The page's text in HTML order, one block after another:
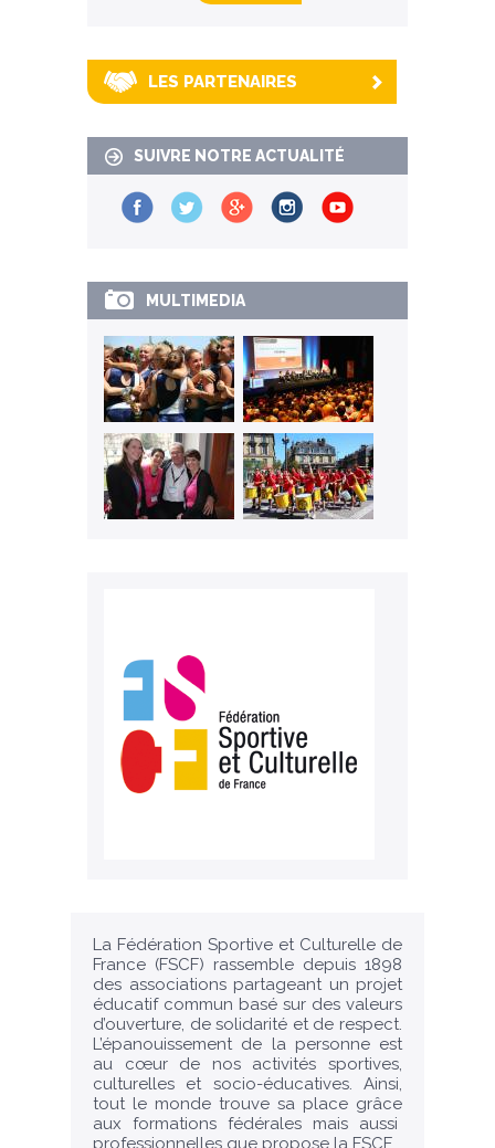
LES PARTENAIRES
SUIVRE NOTRE ACTUALITÉ
MULTIMEDIA
La Fédération Sportive et Culturelle de
France (FSCF) rassemble depuis 1898
des associations partageant un projet
éducatif commun basé sur des valeurs
d’ouverture, de solidarité et de respect.
L’épanouissement de la personne est
au cœur de nos activités sportives,
culturelles et socio-éducatives. Ainsi,
tout le monde trouve sa place grâce
aux formations fédérales mais aussi
professionnelles que propose la FSCF.